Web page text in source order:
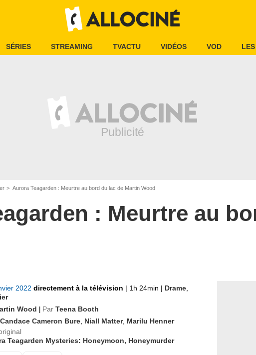
SÉRIES STREAMING TVACTU VIDÉOS VOD
Aurora Teagarden : Meurtre au bord du lac de Martin Wood
: Meurtre au
2022 directement à la télévision | 1h 24min | Drame
Wood Par Teena Booth
Candace Cameron Bure Niall Matter, Marilu Henner
Teagarden Mysteries: Honeymoon, Honeymurder